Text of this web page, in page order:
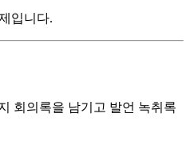
입니다.
회의록을 남기고 발언 녹취록